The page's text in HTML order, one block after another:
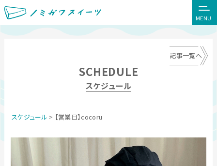
MENU
SCHEDULE
スケジュール
記事一覧へ
スケジュール > 【営業日】cocoru